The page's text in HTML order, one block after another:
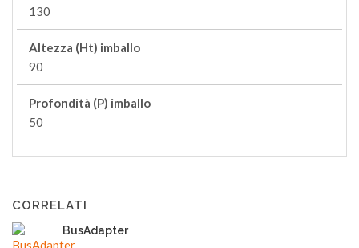
130
Altezza (Ht) imballo
90
Profondità (P) imballo
50
CORRELATI
BusAdapter